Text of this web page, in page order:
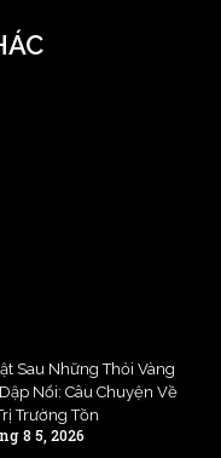
Sau Những Thỏi Vàng
Nổi: Câu Chuyện Về
Trường Tồn
8 5, 2026